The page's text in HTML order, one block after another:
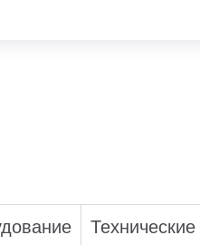
Технические